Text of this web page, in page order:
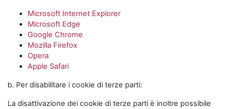
Microsoft Internet Explorer
Microsoft Edge
Google Chrome
Mozilla Firefox
Opera
Apple Safari
b. Per disabilitare i cookie di terze parti:
La disattivazione dei cookie di terze parti è inoltre possibile